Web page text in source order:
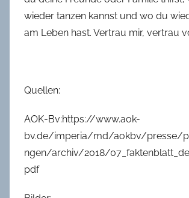
wieder tanzen kannst und wo du
am Leben hast. Vertrau mir, vertrau
Quellen:
AOK-Bv:https://www.aok-
bv.de/imperia/md/aokbv/presse/
ngen/archiv/2018/
pdf